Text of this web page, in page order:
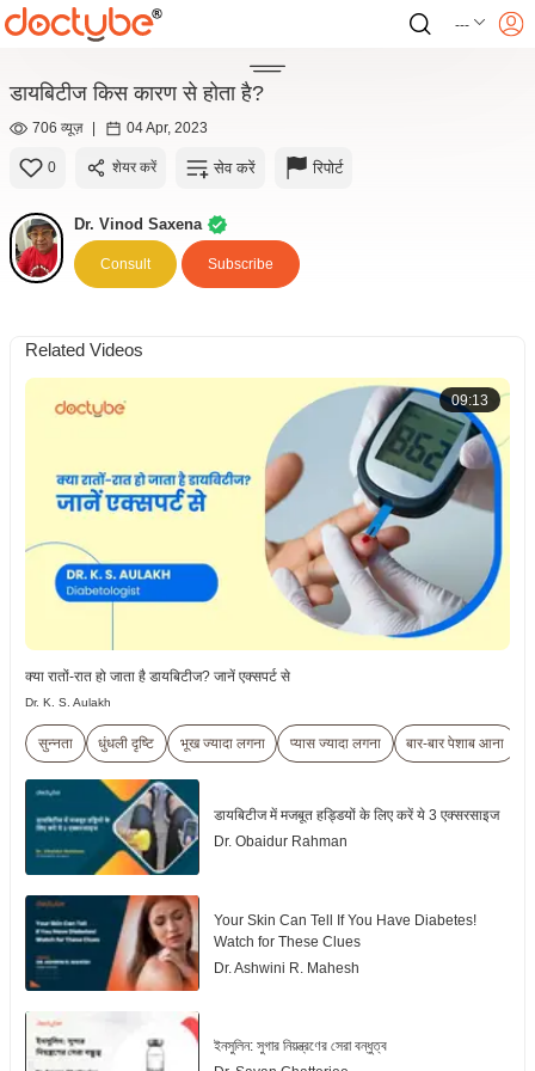
---
डायबिटीज किस कारण से होता है?
706 व्यूज़ | 04 Apr, 2023
0 शेयर करें सेव करें रिपोर्ट
Dr. Vinod Saxena
Consult Subscribe
Related Videos
09:13
क्या रातों-रात हो जाता है डायबिटीज? जानें एक्सपर्ट से
Dr. K. S. Aulakh
सुन्नता धुंधली दृष्टि भूख ज्यादा लगना प्यास ज्यादा लगना बार-बार पेशाब आना
डायबिटीज में मजबूत हड्डियों के लिए करें ये 3 एक्सरसाइज
Dr. Obaidur Rahman
Your Skin Can Tell If You Have Diabetes!
Watch for These Clues
Dr. Ashwini R. Mahesh
ইনসুলিন: সুগার নিয়ন্ত্রণের সেরা বন্ধুত্ব